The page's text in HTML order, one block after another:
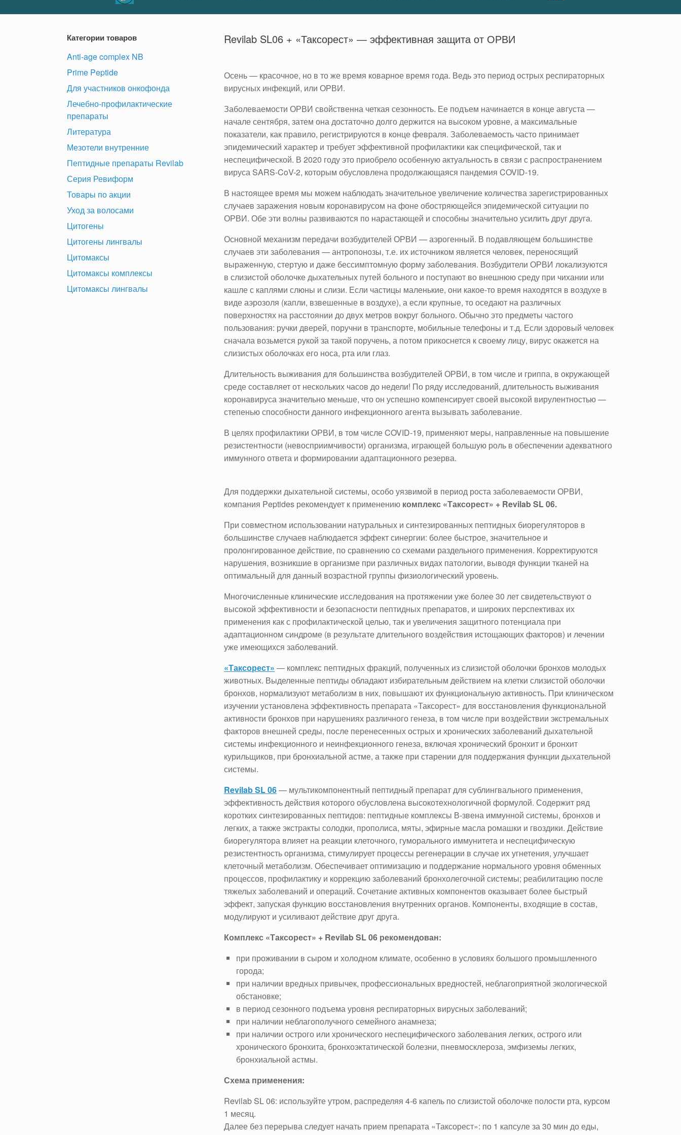
Revilab SL06 + «Таксорест» ― эффективная защита от ОРВИ
Осень — красочное, но в то же время коварное время года. Ведь это период острых респираторных
вирусных инфекций, или ОРВИ.
Заболеваемости ОРВИ свойственна четкая сезонность. Ее подъем начинается в конце августа —
начале сентября, затем она достаточно долго держится на высоком уровне, а максимальные
показатели, как правило, регистрируются в конце февраля. Заболеваемость часто принимает
эпидемический характер и требует эффективной профилактики как специфической, так и
неспецифической. В 2020 году это приобрело особенную актуальность в связи с распространением
вируса SARS-CoV-2, которым обусловлена продолжающаяся пандемия COVID-19.
В настоящее время мы можем наблюдать значительное увеличение количества зарегистрированных
случаев заражения новым коронавирусом на фоне обостряющейся эпидемической ситуации по
ОРВИ. Обе эти волны развиваются по нарастающей и способны значительно усилить друг друга.
Основной механизм передачи возбудителей ОРВИ — аэрогенный. В подавляющем большинстве
случаев эти заболевания — антропонозы, т.е. их источником является человек, переносящий
выраженную, стертую и даже бессимптомную форму заболевания. Возбудители ОРВИ локализуются
в слизистой оболочке дыхательных путей больного и поступают во внешнюю среду при чихании или
кашле с каплями слюны и слизи. Если частицы маленькие, они какое-то время находятся в воздухе в
виде аэрозоля (капли, взвешенные в воздухе), а если крупные, то оседают на различных
поверхностях на расстоянии до двух метров вокруг больного. Обычно это предметы частого
пользования: ручки дверей, поручни в транспорте, мобильные телефоны и т.д. Если здоровый человек
сначала возьмется рукой за такой поручень, а потом прикоснется к своему лицу, вирус окажется на
слизистых оболочках его носа, рта или глаз.
Длительность выживания для большинства возбудителей ОРВИ, в том числе и гриппа, в окружающей
среде составляет от нескольких часов до недели! По ряду исследований, длительность выживания
коронавируса значительно меньше, что он успешно компенсирует своей высокой вирулентностью —
степенью способности данного инфекционного агента вызывать заболевание.
В целях профилактики ОРВИ, в том числе COVID-19, применяют меры, направленные на повышение
резистентности (невосприимчивости) организма, играющей большую роль в обеспечении адекватного
иммунного ответа и формировании адаптационного резерва.
Для поддержки дыхательной системы, особо уязвимой в период роста заболеваемости ОРВИ,
компания Peptides рекомендует к применению комплекс «Таксорест» + Revilab SL 06.
При совместном использовании натуральных и синтезированных пептидных биорегуляторов в
большинстве случаев наблюдается эффект синергии: более быстрое, значительное и
пролонгированное действие, по сравнению со схемами раздельного применения. Корректируются
нарушения, возникшие в организме при различных видах патологии, выводя функции тканей на
оптимальный для данный возрастной группы физиологический уровень.
Многочисленные клинические исследования на протяжении уже более 30 лет свидетельствуют о
высокой эффективности и безопасности пептидных препаратов, и широких перспективах их
применения как с профилактической целью, так и увеличения защитного потенциала при
адаптационном синдроме (в результате длительного воздействия истощающих факторов) и лечении
уже имеющихся заболеваний.
«Таксорест» ― комплекс пептидных фракций, полученных из слизистой оболочки бронхов молодых
животных. Выделенные пептиды обладают избирательным действием на клетки слизистой оболочки
бронхов, нормализуют метаболизм в них, повышают их функциональную активность. При клиническом
изучении установлена эффективность препарата «Таксорест» для восстановления функциональной
активности бронхов при нарушениях различного генеза, в том числе при воздействии экстремальных
факторов внешней среды, после перенесенных острых и хронических заболеваний дыхательной
системы инфекционного и неинфекционного генеза, включая хронический бронхит и бронхит
курильщиков, при бронхиальной астме, а также при старении для поддержания функции дыхательной
системы.
Revilab SL 06— мультикомпонентный пептидный препарат для сублингвального применения,
эффективность действия которого обусловлена высокотехнологичной формулой. Содержит ряд
коротких синтезированных пептидов: пептидные комплексы В-звена иммунной системы, бронхов и
легких, а также экстракты солодки, прополиса, мяты, эфирные масла ромашки и гвоздики. Действие
биорегулятора влияет на реакции клеточного, гуморального иммунитета и неспецифическую
резистентность организма, стимулирует процессы регенерации в случае их угнетения, улучшает
клеточный метаболизм. Обеспечивает оптимизацию и поддержание нормального уровня обменных
процессов, профилактику и коррекцию заболеваний бронхолегочной системы; реабилитацию после
тяжелых заболеваний и операций. Сочетание активных компонентов оказывает более быстрый
эффект, запуская функцию восстановления внутренних органов. Компоненты, входящие в состав,
модулируют и усиливают действие друг друга.
Комплекс «Таксорест» + Revilab SL 06 рекомендован:
при проживании в сыром и холодном климате, особенно в условиях большого промышленного
города;
при наличии вредных привычек, профессиональных вредностей, неблагоприятной экологической
обстановке;
в период сезонного подъема уровня респираторных вирусных заболеваний;
при наличии неблагополучного семейного анамнеза;
при наличии острого или хронического неспецифического заболевания легких, острого или
хронического бронхита, бронхоэктатической болезни, пневмосклероза, эмфиземы легких,
бронхиальной астмы.
Схема применения:
Revilab SL 06: используйте утром, распределяя 4-6 капель по слизистой оболочке полости рта, курсом
1 месяц.
Далее без перерыва следует начать прием препарата «Таксорест»: по 1 капсуле за 30 мин до еды,
Категории товаров
Anti-age complex NB
Prime Peptide
Для участников онкофонда
Лечебно-профилактические
препараты
Литература
Мезотели внутренние
Пептидные препараты Revilab
Серия Ревиформ
Товары по акции
Уход за волосами
Цитогены
Цитогены лингвалы
Цитомаксы
Цитомаксы комплексы
Цитомаксы лингвалы